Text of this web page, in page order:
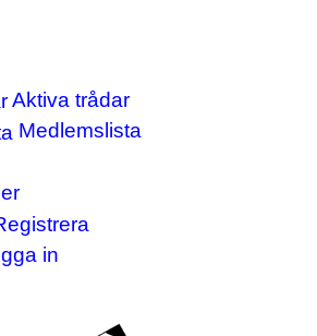
Aktiva trådar
Medlemslista
in